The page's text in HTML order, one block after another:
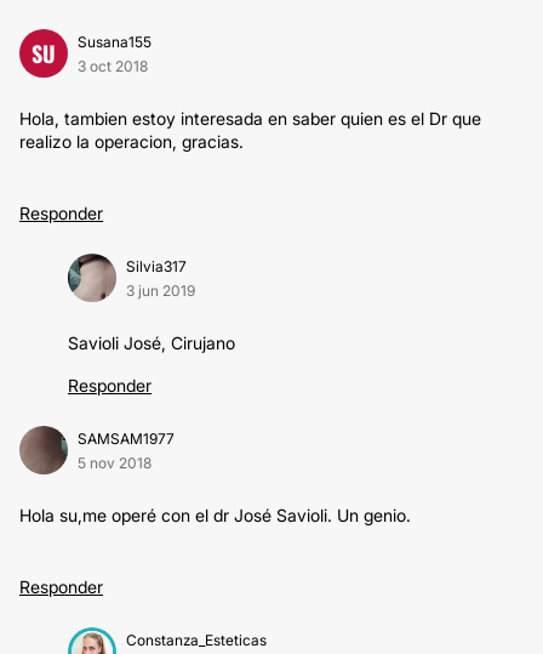
SU
Susana155
3 oct 2018
Hola, tambien estoy interesada en saber quien es el Dr que
realizo la operacion, gracias.
Responder
Silvia317
3 jun 2019
Savioli José, Cirujano
Responder
SAMSAM1977
5 nov 2018
Hola su,me operé con el dr José Savioli. Un genio.
Responder
Constanza_Esteticas